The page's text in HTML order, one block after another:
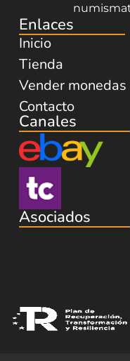
Enlaces
Inicio
Tienda
Vender monedas
Contacto
Canales
Asociados